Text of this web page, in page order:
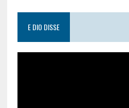
E DIO DISSE